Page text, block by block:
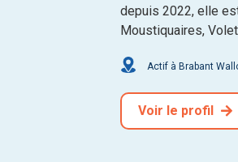
depuis 2022, elle
Moustiquaires,
Actif à Brabant
Voir le profil